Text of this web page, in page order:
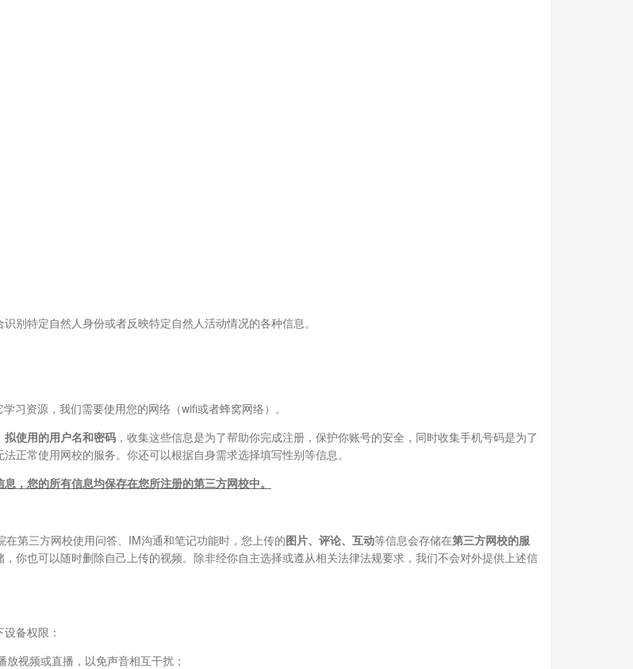
别特定自然人身份或者反映特定自然人活动情况的各种信息。
习资源，我们需要使用您的网络（wifi或者蜂窝网络）。
拟使用的用户名和密码 ，收集这些信息是为了帮助你完成注册，保护你账号的安全，同时收集手机号码是为了
正常使用网校的服务。你还可以根据自身需求选择填写性别等信息。
，您的所有信息均保存在您所注册的第三方网校中。
第三方网校使用问答、IM沟通和笔记功能时，您上传的图片、评论、互动等信息会存储在第三方网校的服
你也可以随时删除自己上传的视频。除非经你自主选择或遵从相关法律法规要求，我们不会对外提供上述信
备权限：
视频或直播，以免声音相互干扰；